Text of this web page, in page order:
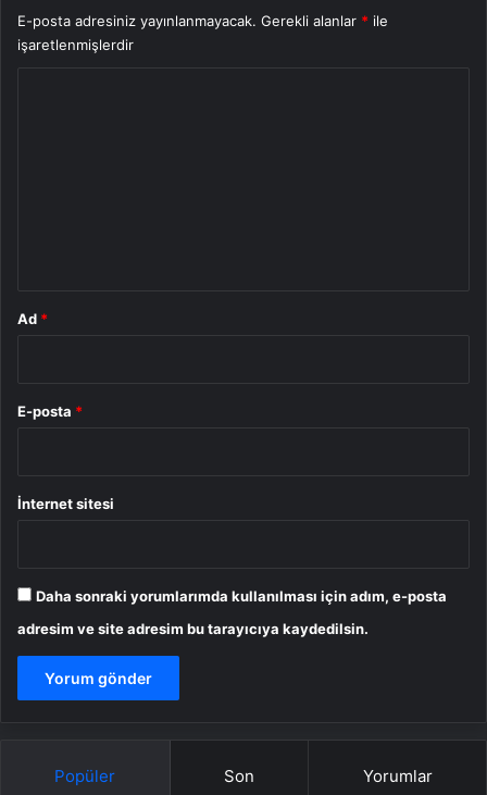
E-posta adresiniz yayınlanmayacak. Gerekli alanlar * ile
işaretlenmişlerdir
Ad *
E-posta *
İnternet sitesi
Daha sonraki yorumlarımda kullanılması için adım, e-posta
adresim ve site adresim bu tarayıcıya kaydedilsin.
Popüler Son Yorumlar